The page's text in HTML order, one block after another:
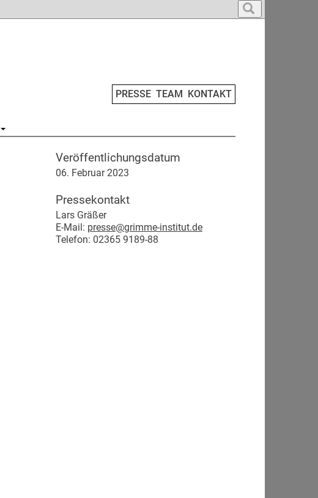
PRESSE TEAM KONTAKT
Veröffentlichungsdatum
06. Februar 2023
Pressekontakt
Lars Gräßer
E-Mail: presse@grimme-institut.de
Telefon: 02365 9189-88